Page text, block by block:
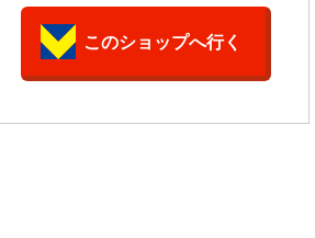
このショップへ行く